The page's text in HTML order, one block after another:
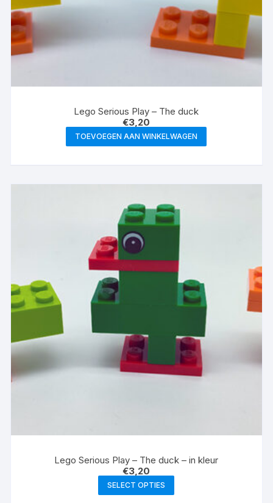
Lego Serious Play – The duck
€3,20
TOEVOEGEN AAN WINKELWAGEN
Lego Serious Play – The duck – in kleur
€3,20
SELECT OPTIES